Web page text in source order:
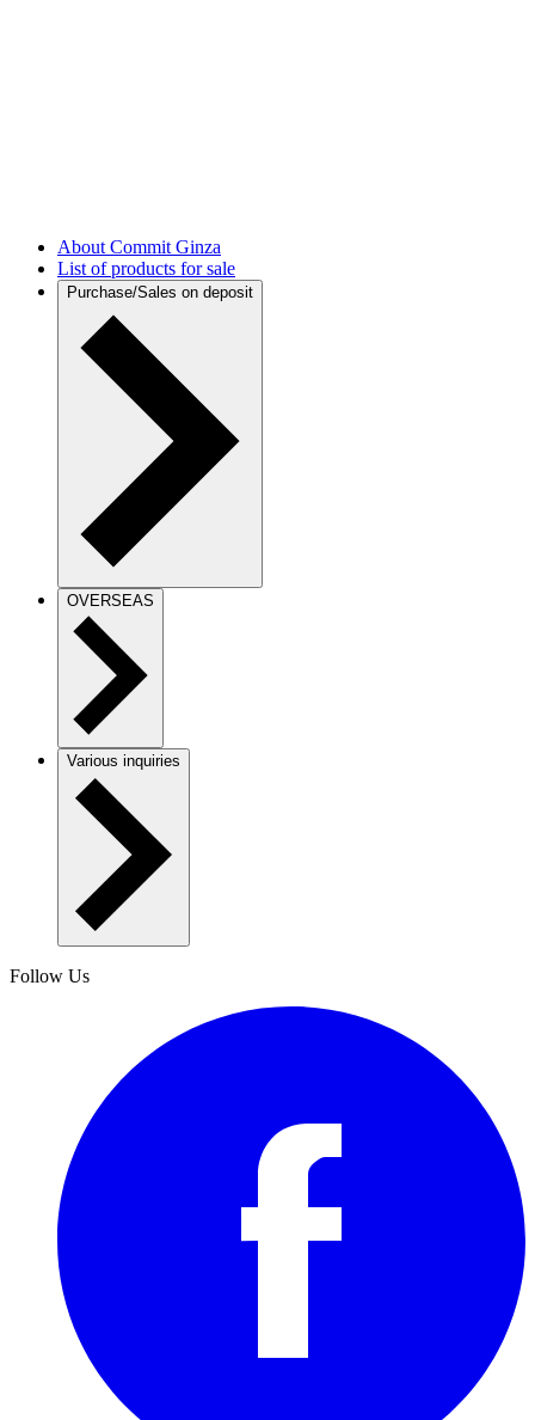
About Commit Ginza
List of products for sale
Purchase/Sales on deposit
OVERSEAS
Various inquiries
Follow Us